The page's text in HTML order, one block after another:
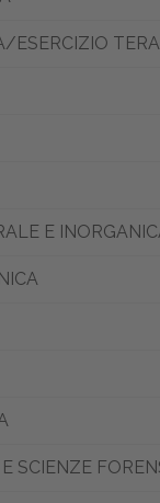
ESERCIZIO
E
SCIENZE